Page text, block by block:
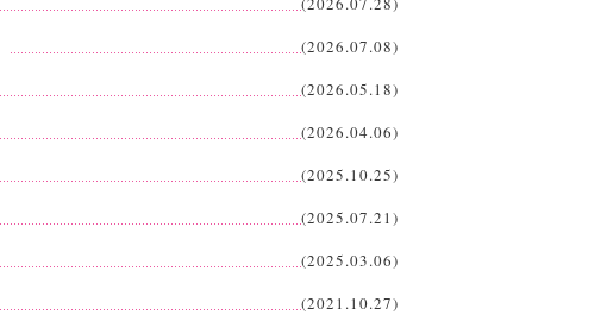
(2026.07.08)
(2026.05.18)
(2026.04.06)
(2025.10.25)
(2025.07.21)
(2025.03.06)
(2021.10.27)